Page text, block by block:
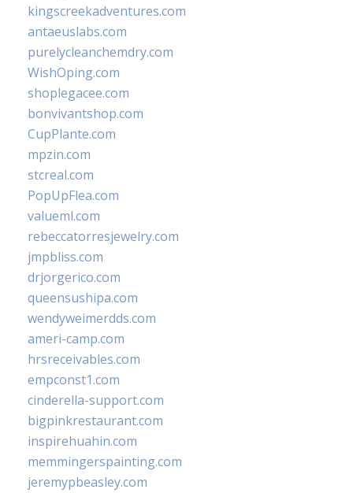
kingscreekadventures.com
antaeuslabs.com
purelycleanchemdry.com
WishOping.com
shoplegacee.com
bonvivantshop.com
CupPlante.com
mpzin.com
stcreal.com
PopUpFlea.com
valueml.com
rebeccatorresjewelry.com
jmpbliss.com
drjorgerico.com
queensushipa.com
wendyweimerdds.com
ameri-camp.com
hrsreceivables.com
empconst1.com
cinderella-support.com
bigpinkrestaurant.com
inspirehuahin.com
memmingerspainting.com
jeremypbeasley.com